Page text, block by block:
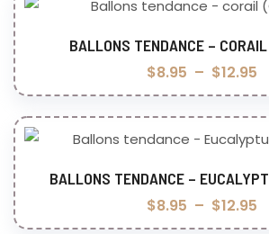
Choix des options
BALLONS TENDANCE –
$8.95 – $12.95
Choix des options
BALLONS TENDANCE –
$8.95 – $12.95